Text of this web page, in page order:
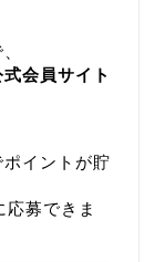
会員サイト
イントが貯
応募できま